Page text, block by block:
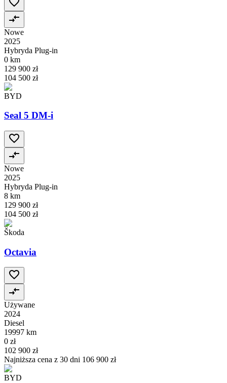
Nowe
2025
Hybryda Plug-in
0 km
129 900 zł
104 500 zł
BYD
Seal 5 DM-i
Nowe
2025
Hybryda Plug-in
8 km
129 900 zł
104 500 zł
Škoda
Octavia
Używane
2024
Diesel
19997 km
0 zł
102 900 zł
Najniższa cena z 30 dni 106 900 zł
BYD